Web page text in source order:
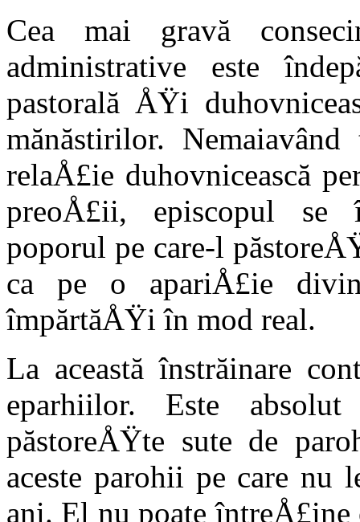
Cea mai gravă
administrative este
pastorală ÅŸi
mănăstirilor.
relaÅ£ie duhovnicească
preoÅ£ii, episcopul se
poporul pe care-l
ca pe o apariÅ£ie
împărtăÅŸi în mod real.
La această înstrăinare
eparhiilor. Este
păstoreÅŸte sute de
aceste parohii pe care nu
ani. El nu poate întreÅ£ine